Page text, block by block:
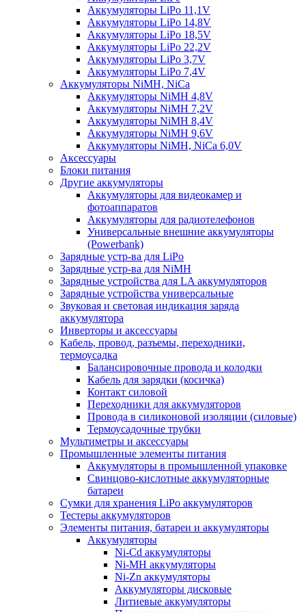
Аккумуляторы LiPo 11,1V
Аккумуляторы LiPo 14,8V
Аккумуляторы LiPo 18,5V
Аккумуляторы LiPo 22,2V
Аккумуляторы LiPo 3,7V
Аккумуляторы LiPo 7,4V
Аккумуляторы NiMH, NiCa
Аккумуляторы NiMH 4,8V
Аккумуляторы NiMH 7,2V
Аккумуляторы NiMH 8,4V
Аккумуляторы NiMH 9,6V
Аккумуляторы NiMH, NiCa 6,0V
Аксессуары
Блоки питания
Другие аккумуляторы
Аккумуляторы для видеокамер и
фотоаппаратов
Аккумуляторы для радиотелефонов
Универсальные внешние аккумуляторы
(Powerbank)
Зарядные устр-ва для LiPo
Зарядные устр-ва для NiMH
Зарядные устройства для LA аккумуляторов
Зарядные устройства универсальные
Звуковая и световая индикация заряда
аккумулятора
Инверторы и аксессуары
Кабель, провод, разъемы, переходники,
термоусадка
Балансировочные провода и колодки
Кабель для зарядки (косичка)
Контакт силовой
Переходники для аккумуляторов
Провода в силиконовой изоляции (силовые)
Термоусадочные трубки
Мультиметры и аксессуары
Промышленные элементы питания
Аккумуляторы в промышленной упаковке
Свинцово-кислотные аккумуляторные
батареи
Сумки для хранения LiPo аккумуляторов
Тестеры аккумуляторов
Элементы питания, батареи и аккумуляторы
Аккумуляторы
Ni-Cd аккумуляторы
Ni-MH аккумуляторы
Ni-Zn аккумуляторы
Аккумуляторы дисковые
Литиевые аккумуляторы